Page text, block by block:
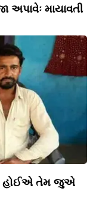
અપાવેઃ માયાવતી
હોઈએ તેમ જુએ